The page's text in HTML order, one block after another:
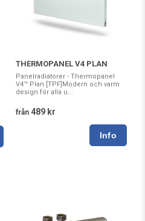
THERMOPANEL V4 PLAN
Panelradiatorer - Thermopanel
V4™ Plan [TPF]Modern och varm
design för alla u...
från 489 kr